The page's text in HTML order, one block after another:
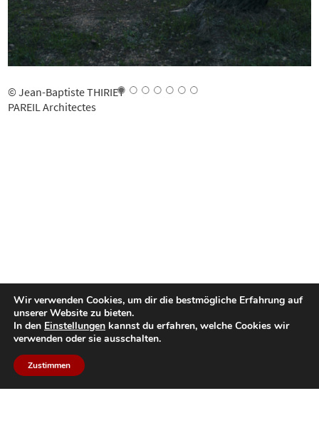
© Jean-Baptiste THIRIET
PAREIL Architectes
Wir verwenden Cookies, um dir die bestmögliche Erfahrung auf
unserer Website zu bieten.
In den Einstellungen kannst du erfahren, welche Cookies wir
verwenden oder sie ausschalten.
Zustimmen